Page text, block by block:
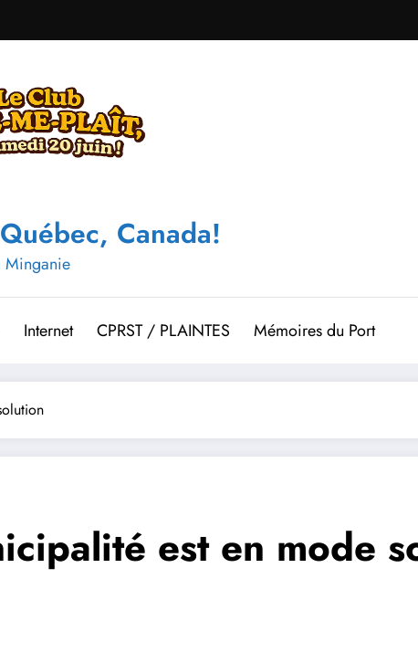
Canada!
Minganie
Internet CPRST / PLAINTES Mémoires du Port
est en mode